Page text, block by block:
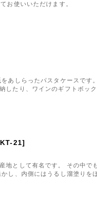
お使いいただけます。
あしらったパスタケースです
したり、ワインのギフトボッ
21]
地として有名です。 その中で
し、内側にはうるし溜塗りを